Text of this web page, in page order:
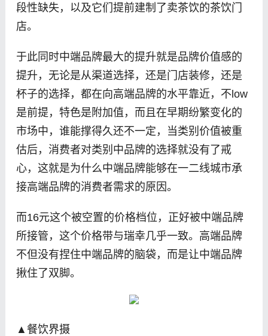
段性缺失，以及它们提前建制了卖茶饮的茶饮门
店。
于此同时中端品牌最大的提升就是品牌价值感的
提升，无论是从渠道选择，还是门店装修，还是
杯子的选择，都在向高端品牌的水平靠近，不low
是前提，特色是附加值，而且在早期纷繁变化的
市场中，谁能撑得久还不一定，当类别价值被重
估后，消费者对类别中品牌的选择就没有了戒
心，这就是为什么中端品牌能够在一二线城市承
接高端品牌的消费者需求的原因。
而16元这个被空置的价格档位，正好被中端品牌
所接管，这个价格带与瑞幸几乎一致。高端品牌
不但没有捏住中端品牌的脑袋，而是让中端品牌
揪住了双脚。
▲餐饮界摄